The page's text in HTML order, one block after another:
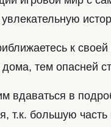
к
дома, тем опасней
вдаваться в
т.к. большую